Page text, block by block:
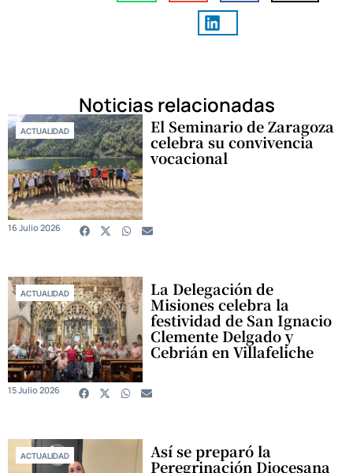
Noticias relacionadas
ACTUALIDAD El Seminario de Zaragoza
celebra su convivencia
vocacional
16 Julio 2026
ACTUALIDAD La Delegación de
Misiones celebra la
festividad de San Ignacio
Clemente Delgado y
Cebrián en Villafeliche
15 Julio 2026
ACTUALIDAD Así se preparó la
Peregrinación Diocesana